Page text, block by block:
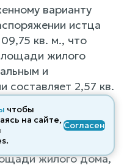
варианту
истца
кв. м., что
жилого
и
составляет 2,57 кв.
- 109,75 =
на идеальную
жилого дома,
чтобы
на сайте, Согласен